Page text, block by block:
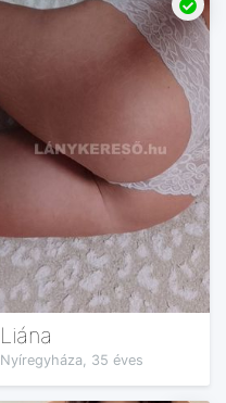
Liána
Nyíregyháza, 35 éves